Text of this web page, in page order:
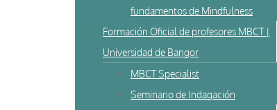
fundamentos de Mindfulness
Formación Oficial de profesores MBCT |
Universidad de Bangor
MBCT Specialist
Seminario de Indagación